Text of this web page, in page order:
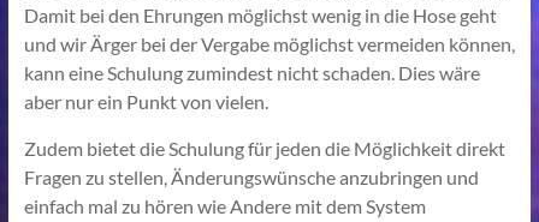
Damit bei den Ehrungen möglichst wenig in die Hose geht
und wir Ärger bei der Vergabe möglichst vermeiden können,
kann eine Schulung zumindest nicht schaden. Dies wäre
aber nur ein Punkt von vielen.
Zudem bietet die Schulung für jeden die Möglichkeit direkt
Fragen zu stellen, Änderungswünsche anzubringen und
einfach mal zu hören wie Andere mit dem System